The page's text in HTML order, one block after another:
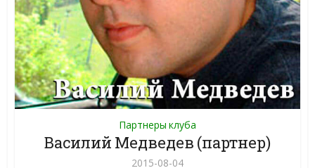
Партнеры клуба
Василий Медведев (партнер)
2015-08-04